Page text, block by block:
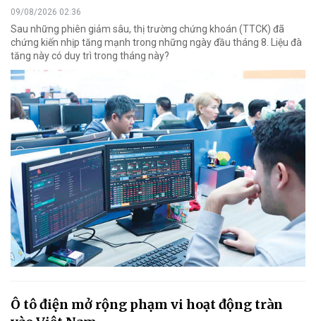
09/08/2026 02:36
Sau những phiên giảm sâu, thị trường chứng khoán (TTCK) đã
chứng kiến nhịp tăng mạnh trong những ngày đầu tháng 8. Liệu đà
tăng này có duy trì trong tháng này?
Ô tô điện mở rộng phạm vi hoạt động tràn